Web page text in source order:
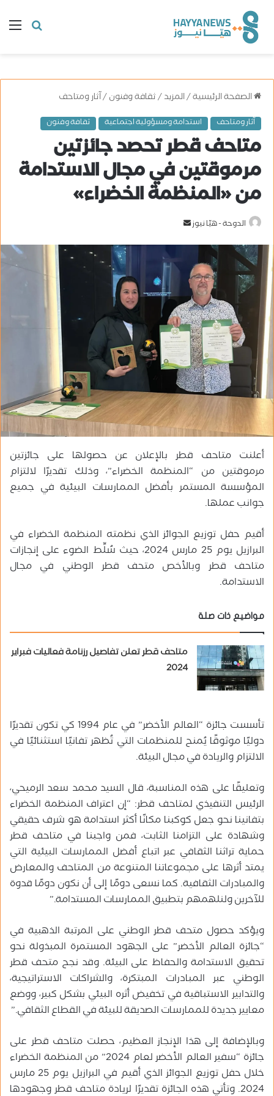
البحث
الصفحة الرئيسية/المزيد/ثقافة وفنون/آثار ومتاحف
آثار ومتاحف استدامة ومسؤولية اجتماعية ثقافة وفنون
متاحف قطر تحصد جائزتين
مرموقتين في مجال الاستدامة
من «المنظمة الخضراء»
الدوحة - هيّا نيوز
ل
ر
ي
د
ا
إ
ل
ك
ر
و
ي
ا
أعلنت متاحف قطر بالإعلان عن حصولها على جائزتين
مرموقتين من “المنظمة الخضراء”، وذلك تقديرًا لالتزام
المؤسسة المستمر بأفضل الممارسات البيئية في جميع
جوانب عملها.
أقيم حفل توزيع الجوائز الذي نظمته المنظمة الخضراء في
البرازيل يوم 25 مارس 2024، حيث سُلِّط الضوء على إنجازات
متاحف قطر وبالأخص متحف قطر الوطني في مجال
الاستدامة.
مواضيع ذات صلة
متاحف قطر تعلن تفاصيل رزنامة فعاليات فبراير
2024
تأسست جائزة “العالم الأخضر” في عام 1994 كي تكون تقديرًا
دوليًا موثوقًا يُمنح للمنظمات التي تُظهر تفانيًا استثنائيًا في
الالتزام والريادة في مجال البيئة.
وتعليقًا على هذه المناسبة، قال السيد محمد سعد الرميحي،
الرئيس التنفيذي لمتاحف قطر: “إن اعتراف المنظمة الخضراء
بتفانينا نحو جعل كوكبنا مكانًا أكثر استدامة هو شرف حقيقي
وشهادة على التزامنا الثابت، فمن واجبنا في متاحف قطر
حماية تراثنا الثقافي عبر اتباع أفضل الممارسات البيئية التي
يمتد أثرها على مجموعاتنا المتنوعة من المتاحف والمعارض
والمبادرات الثقافية. كما نسعى دومًا إلى أن نكون دومًا قدوة
للآخرين ولنلهمهم بتطبيق الممارسات المستدامة.”
ويؤكد حصول متحف قطر الوطني على المرتبة الذهبية في
“جائزة العالم الأخضر” على الجهود المستمرة المبذولة نحو
تحقيق الاستدامة والحفاظ على البيئة. وقد نجح متحف قطر
الوطني عبر المبادرات المبتكرة، والشراكات الاستراتيجية،
والتدابير الاستباقية في تخفيض أثره البيئي بشكل كبير، ووضع
معايير جديدة للممارسات الصديقة للبيئة في القطاع الثقافي.”
وبالإضافة إلى هذا الإنجاز العظيم، حصلت متاحف قطر على
جائزة “سفير العالم الأخضر لعام 2024” من المنظمة الخضراء
خلال حفل توزيع الجوائز الذي أقيم في البرازيل يوم 25 مارس
2024. وتأتي هذه الجائزة تقديرًا لريادة متاحف قطر وجهودها